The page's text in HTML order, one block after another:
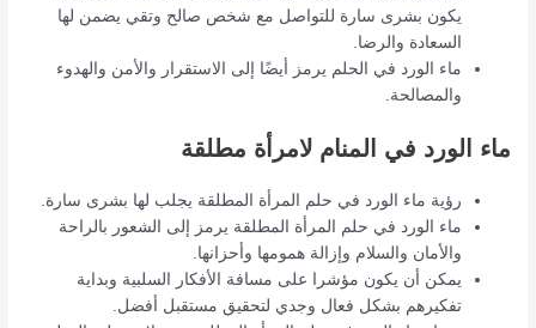
يكون بشرى سارة للتواصل مع شخص صالح وتقي يضمن لها
السعادة والرضا.
ماء الورد في الحلم يرمز أيضًا إلى الاستقرار والأمن والهدوء
والمصالحة.
ماء الورد في المنام لامرأة مطلقة
رؤية ماء الورد في حلم المرأة المطلقة يجلب لها بشرى سارة.
ماء الورد في حلم المرأة المطلقة يرمز إلى الشعور بالراحة
والأمان والسلام وإزالة همومها وأحزانها.
يمكن أن يكون مؤشرا على مسافة الأفكار السلبية وبداية
تفكيرهم بشكل فعال وجدي لتحقيق مستقبل أفضل.